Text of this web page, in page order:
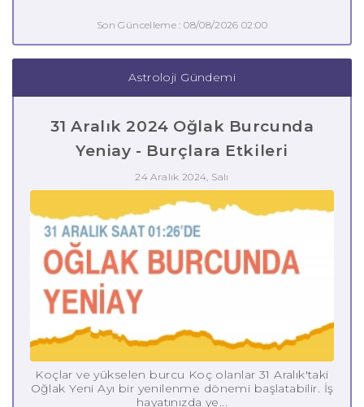
Son Güncelleme : 08/08/2026 02:00
Astroloji Gündemi
31 Aralık 2024 Oğlak Burcunda
Yeniay - Burçlara Etkileri
24 Aralık 2024, Salı
Koçlar ve yükselen burcu Koç olanlar 31 Aralık'taki
Oğlak Yeni Ayı bir yenilenme dönemi başlatabilir. İş
hayatınızda ye...